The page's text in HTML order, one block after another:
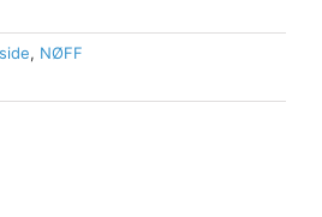
, NØFF